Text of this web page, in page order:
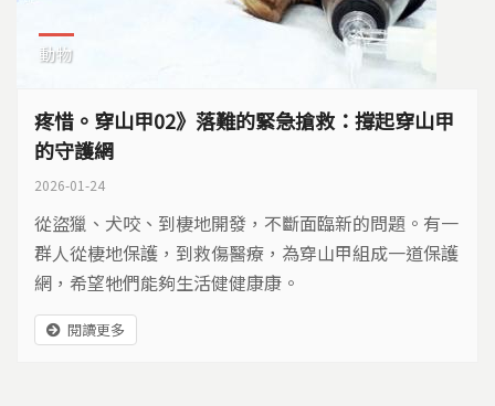
動物
疼惜。穿山甲02》落難的緊急搶救：撐起穿山甲
的守護網
2026-01-24
從盜獵、犬咬、到棲地開發，不斷面臨新的問題。有一
群人從棲地保護，到救傷醫療，為穿山甲組成一道保護
網，希望牠們能夠生活健健康康。
閱讀更多